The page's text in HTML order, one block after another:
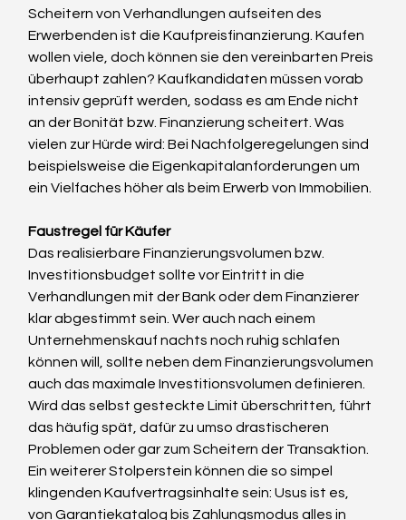
Scheitern von Verhandlungen aufseiten des
Erwerbenden ist die Kaufpreisfinanzierung. Kaufen
wollen viele, doch können sie den vereinbarten Preis
überhaupt zahlen? Kaufkandidaten müssen vorab
intensiv geprüft werden, sodass es am Ende nicht
an der Bonität bzw. Finanzierung scheitert. Was
vielen zur Hürde wird: Bei Nachfolgeregelungen sind
beispielsweise die Eigenkapitalanforderungen um
ein Vielfaches höher als beim Erwerb von Immobilien.
Faustregel für Käufer
Das realisierbare Finanzierungsvolumen bzw.
Investitionsbudget sollte vor Eintritt in die
Verhandlungen mit der Bank oder dem Finanzierer
klar abgestimmt sein. Wer auch nach einem
Unternehmenskauf nachts noch ruhig schlafen
können will, sollte neben dem Finanzierungsvolumen
auch das maximale Investitionsvolumen definieren.
Wird das selbst gesteckte Limit überschritten, führt
das häufig spät, dafür zu umso drastischeren
Problemen oder gar zum Scheitern der Transaktion.
Ein weiterer Stolperstein können die so simpel
klingenden Kaufvertragsinhalte sein: Usus ist es,
von Garantiekatalog bis Zahlungsmodus alles in